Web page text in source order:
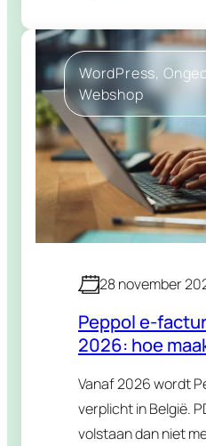
zijn…
WordPress,
Webshop
28 november
Peppol e-
2026: hoe
Vanaf 2026 wordt
verplicht in België.
volstaan dan niet